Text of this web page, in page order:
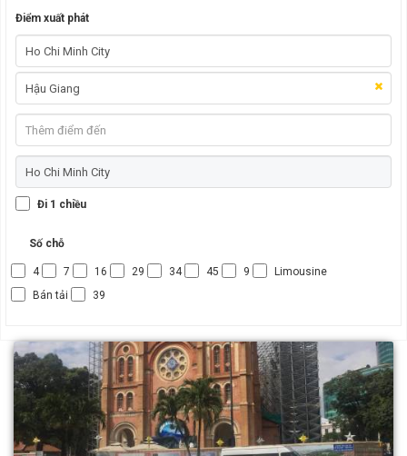
Điểm xuất phát
Đi 1 chiều
Số chỗ
4 7 16 29 34 45 9
Limousine
Bán tải
39